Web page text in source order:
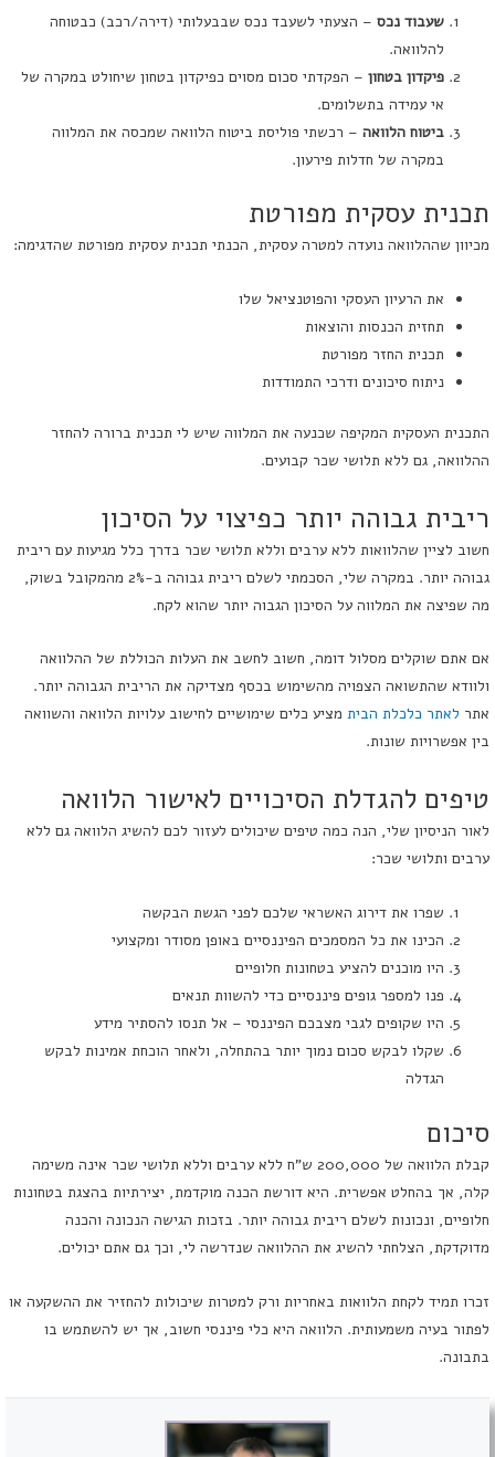
שעבוד נכס – הצעתי לשעבד נכס שבבעלותי (דירה/רכב) כבטוחה
להלוואה.
פיקדון בטחון – הפקדתי סכום מסוים כפיקדון בטחון שיחולט במקרה של
אי עמידה בתשלומים.
ביטוח הלוואה – רכשתי פוליסת ביטוח הלוואה שמכסה את המלווה
במקרה של חדלות פירעון.
תכנית עסקית מפורטת
מכיוון שההלוואה נועדה למטרה עסקית, הכנתי תכנית עסקית מפורטת שהדגימה:
את הרעיון העסקי והפוטנציאל שלו
תחזית הכנסות והוצאות
תכנית החזר מפורטת
ניתוח סיכונים ודרכי התמודדות
התכנית העסקית המקיפה שכנעה את המלווה שיש לי תכנית ברורה להחזר
ההלוואה, גם ללא תלושי שכר קבועים.
ריבית גבוהה יותר כפיצוי על הסיכון
חשוב לציין שהלוואות ללא ערבים וללא תלושי שכר בדרך כלל מגיעות עם ריבית
גבוהה יותר. במקרה שלי, הסכמתי לשלם ריבית גבוהה ב-2% מהמקובל בשוק,
מה שפיצה את המלווה על הסיכון הגבוה יותר שהוא לקח.
אם אתם שוקלים מסלול דומה, חשוב לחשב את העלות הכוללת של ההלוואה
ולוודא שהתשואה הצפויה מהשימוש בכסף מצדיקה את הריבית הגבוהה יותר.
אתר לאתר כלכלת הבית מציע כלים שימושיים לחישוב עלויות הלוואה והשוואה
בין אפשרויות שונות.
טיפים להגדלת הסיכויים לאישור הלוואה
לאור הניסיון שלי, הנה כמה טיפים שיכולים לעזור לכם להשיג הלוואה גם ללא
ערבים ותלושי שכר:
שפרו את דירוג האשראי שלכם לפני הגשת הבקשה
הכינו את כל המסמכים הפיננסיים באופן מסודר ומקצועי
היו מוכנים להציע בטחונות חלופיים
פנו למספר גופים פיננסיים כדי להשוות תנאים
היו שקופים לגבי מצבכם הפיננסי – אל תנסו להסתיר מידע
שקלו לבקש סכום נמוך יותר בהתחלה, ולאחר הוכחת אמינות לבקש
הגדלה
סיכום
קבלת הלוואה של 200,000 ש"ח ללא ערבים וללא תלושי שכר אינה משימה
קלה, אך בהחלט אפשרית. היא דורשת הכנה מוקדמת, יצירתיות בהצגת בטחונות
חלופיים, ונכונות לשלם ריבית גבוהה יותר. בזכות הגישה הנכונה והכנה
מדוקדקת, הצלחתי להשיג את ההלוואה שנדרשה לי, וכך גם אתם יכולים.
זכרו תמיד לקחת הלוואות באחריות ורק למטרות שיכולות להחזיר את ההשקעה או
לפתור בעיה משמעותית. הלוואה היא כלי פיננסי חשוב, אך יש להשתמש בו
בתבונה.